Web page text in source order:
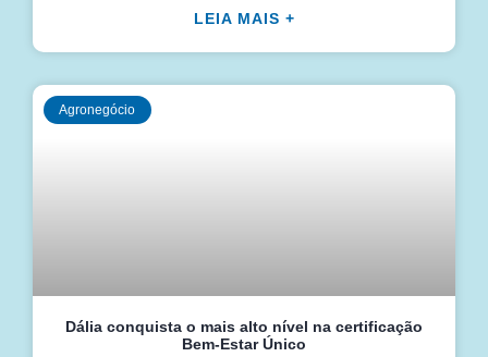
LEIA MAIS +
Agronegócio
Dália conquista o mais alto nível na certificação
Bem-Estar Único